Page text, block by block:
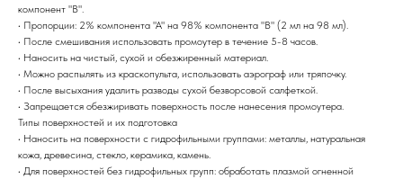
компонент "B".
• Пропорции: 2% компонента "А" на 98% компонента "B" (2 мл на 98 мл).
• После смешивания использовать промоутер в течение 5-8 часов.
• Наносить на чистый, сухой и обезжиренный материал.
• Можно распылять из краскопульта, использовать аэрограф или тряпочку.
• После высыхания удалить разводы сухой безворсовой салфеткой.
• Запрещается обезжиривать поверхность после нанесения промоутера.
Типы поверхностей и их подготовка
• Наносить на поверхности с гидрофильными группами: металлы, натуральная
кожа, древесина, стекло, керамика, камень.
• Для поверхностей без гидрофильных групп: обработать плазмой огненной